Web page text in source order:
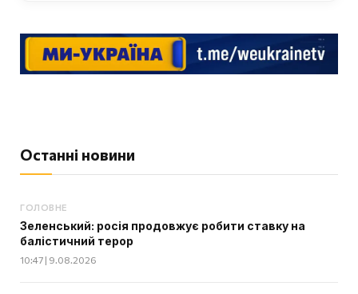
Останні новини
ГОЛОВНЕ
Зеленський: росія продовжує робити ставку на
балістичний терор
10:47 | 9.08.2026